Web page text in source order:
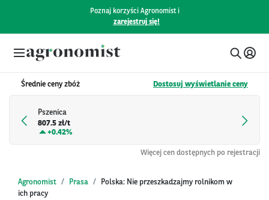
Poznaj korzyści Agronomist i
zarejestruj się!
Średnie ceny zbóż Dostosuj wyświetlanie ceny
Pszenica
807.5 zł/t
+0.42%
Więcej cen dostępnych po rejestracji
Agronomist Prasa
Polska: Nie przeszkadzajmy rolnikom w
ich pracy